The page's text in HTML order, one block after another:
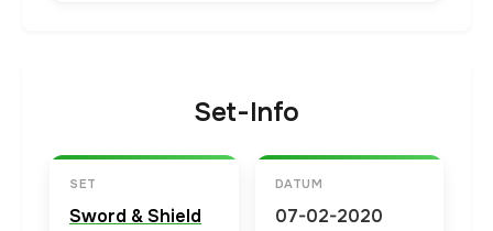
Set-Info
SET
Sword & Shield
DATUM
07-02-2020